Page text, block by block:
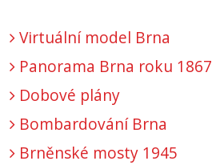
Virtuální model Brna
Panorama Brna roku 1867
Dobové plány
Bombardování Brna
Brněnské mosty 1945